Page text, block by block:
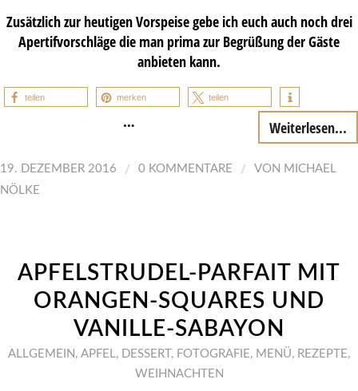
Zusätzlich zur heutigen Vorspeise gebe ich euch auch noch drei
Apertifvorschläge die man prima zur Begrüßung der Gäste
anbieten kann.
teilen merken teilen
… Weiterlesen...
19. DEZEMBER 2016 / 0 KOMMENTARE / VON MICHAEL
NÖLKE
APFELSTRUDEL-PARFAIT MIT
ORANGEN-SQUARES UND
VANILLE-SABAYON
ALLGEMEIN , APFEL, DESSERT , FOTOGRAFIE, MENÜ, REZEPTE,
WEIHNACHTEN